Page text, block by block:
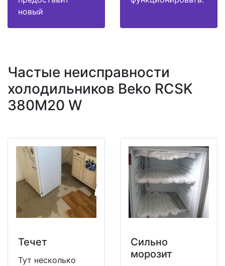
новый
Частые неисправности
холодильников Beko RCSK
380M20 W
Течет
Тут несколько
Сильно
морозит